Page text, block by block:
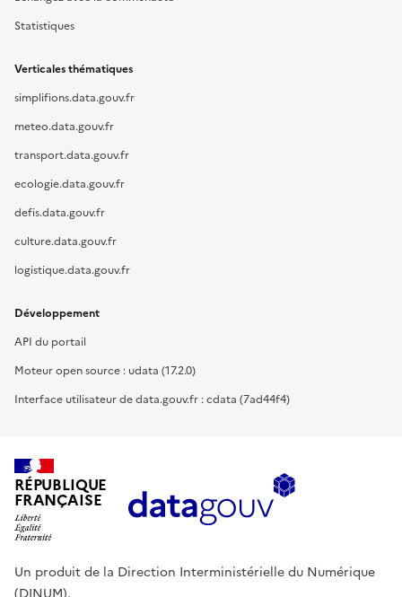
Statistiques
Verticales thématiques
simplifions.data.gouv.fr
meteo.data.gouv.fr
transport.data.gouv.fr
ecologie.data.gouv.fr
defis.data.gouv.fr
culture.data.gouv.fr
logistique.data.gouv.fr
Développement
API du portail
Moteur open source : udata (17.2.0)
Interface utilisateur de data.gouv.fr : cdata (7ad44f4)
RÉPUBLIQUE
FRANÇAISE
Un produit de la Direction Interministérielle du Numérique